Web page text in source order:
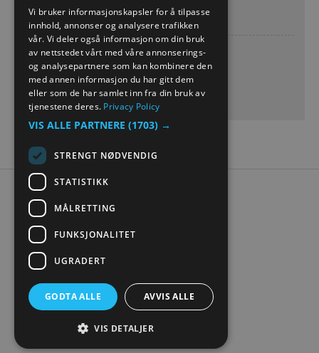
Lørdag 12:00- 23:59
Norsk utvandrermuseum
30 Aug 2026
Søndag 12:00- 23:59
Tilgjengelighetserklæring
Personvern
Kontakt oss
Nettstedskart
© Visit Mjøsa 2026. Copyright
NORWEGIAN
GERMAN
Vi bruker informasjonskapsler for å tilpasse
innhold, annonser og analysere trafikken
vår. Vi deler også informasjon om din bruk
av nettstedet vårt med våre annonserings-
og analysepartnere som kan kombinere den
med annen informasjon du har gitt dem
eller som de har samlet inn fra din bruk av
tjenestene deres. Privacy Policy
VIS ALLE PARTNERE (1703) →
STRENGT NØDVENDIG
STATISTIKK
MÅLRETTING
FUNKSJONALITET
UGRADERT
GODTA ALLE AVVIS ALLE
VIS DETALJER